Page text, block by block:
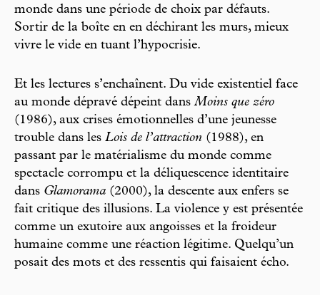
monde dans une période de choix par défauts.
Sortir de la boîte en en déchirant les murs, mieux
vivre le vide en tuant l’hypocrisie.
Et les lectures s’enchaînent. Du vide existentiel face
au monde dépravé dépeint dansMoins que zéro
(1986), aux crises émotionnelles d’une jeunesse
trouble dans les Lois de l’attraction (1988), en
passant par le matérialisme du monde comme
spectacle corrompu et la déliquescence identitaire
dans Glamorama (2000), la descente aux enfers se
fait critique des illusions. La violence y est présentée
comme un exutoire aux angoisses et la froideur
humaine comme une réaction légitime. Quelqu’un
posait des mots et des ressentis qui faisaient écho.